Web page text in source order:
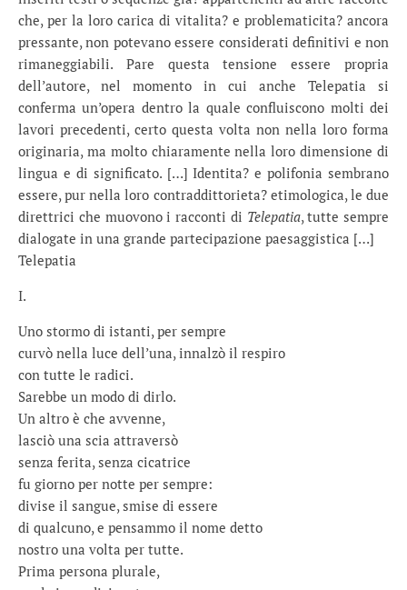
che, per la loro carica di vitalita? e problematicita? ancora
pressante, non potevano essere considerati definitivi e non
rimaneggiabili. Pare questa tensione essere propria
dell’autore, nel momento in cui anche Telepatia si
conferma un’opera dentro la quale confluiscono molti dei
lavori precedenti, certo questa volta non nella loro forma
originaria, ma molto chiaramente nella loro dimensione di
lingua e di significato. […] Identita? e polifonia sembrano
essere, pur nella loro contraddittorieta? etimologica, le due
direttrici che muovono i racconti di Telepatia, tutte sempre
dialogate in una grande partecipazione paesaggistica […]
Telepatia
I.
Uno stormo di istanti, per sempre
curvò nella luce dell’una, innalzò il respiro
con tutte le radici.
Sarebbe un modo di dirlo.
Un altro è che avvenne,
lasciò una scia attraversò
senza ferita, senza cicatrice
fu giorno per notte per sempre:
divise il sangue, smise di essere
di qualcuno, e pensammo il nome detto
nostro una volta per tutte.
Prima persona plurale,